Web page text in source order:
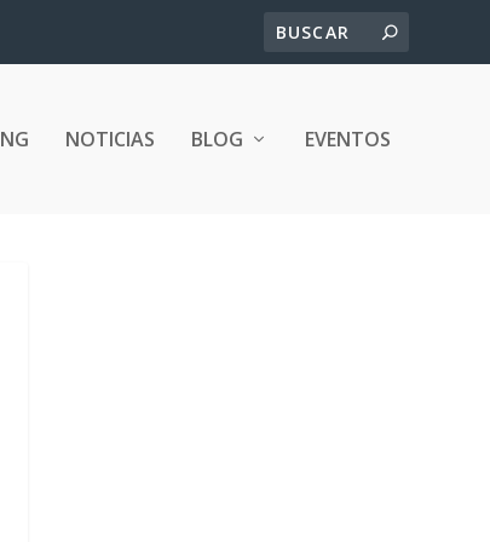
NOTICIAS BLOG EVENTOS